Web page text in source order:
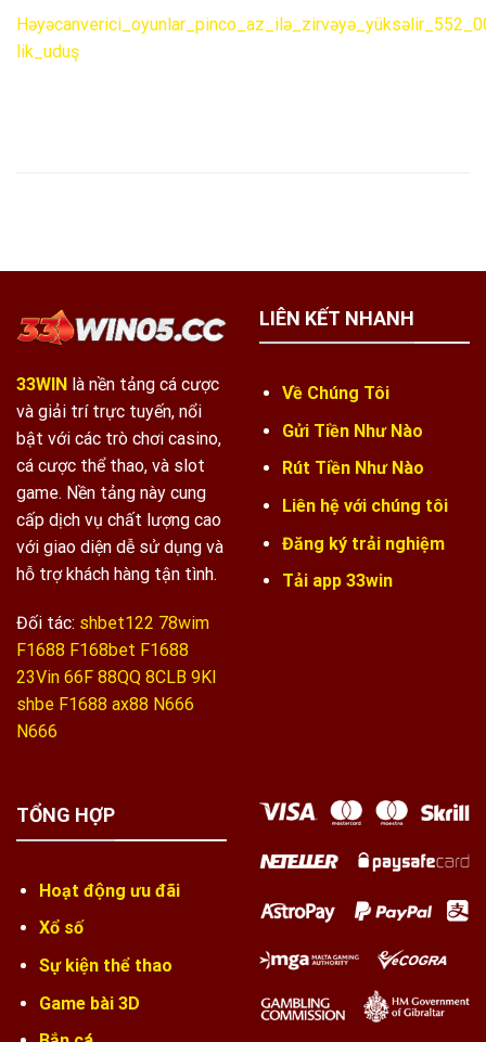
lik_uduş
33WIN là nền tảng cá cược
và giải trí trực tuyến, nổi
bật với các trò chơi casino,
cá cược thể thao, và slot
game. Nền tảng này cung
cấp dịch vụ chất lượng cao
với giao diện dễ sử dụng và
hỗ trợ khách hàng tận tình.
Đối tác: shbet122 78wim
F1688 F168bet F1688
23Vin 66F 88QQ 8CLB 9KI
shbe F1688 ax88 N666
N666
LIÊN KẾT NHANH
Về Chúng Tôi
Gửi Tiền Như Nào
Rút Tiền Như Nào
Liên hệ với chúng tôi
Đăng ký trải nghiệm
Tải app 33win
TỔNG HỢP
Hoạt động ưu đãi
Xổ số
Sự kiện thể thao
Game bài 3D